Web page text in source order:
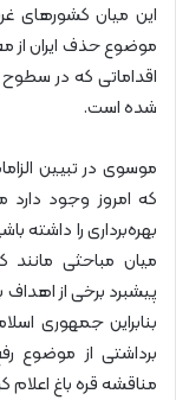
این میان کشور‌های
موضوع حذف ایران از
اقداماتی که در
شده است.
موسوی در تبیین
که امروز وجود دارد
بهره‌برداری را داشته
میان مباحثی مانند
پیشبرد برخی از
بنابراین جمهوری
برداشتی از موضوع
مناقشه قره باغ اعلام